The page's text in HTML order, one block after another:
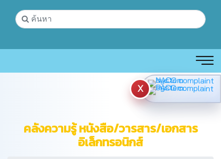
X
คลังความรู้ หนังสือ/วารสาร/เอกสาร
อิเล็กทรอนิกส์